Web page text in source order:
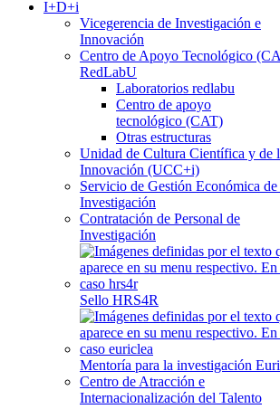
I+D+i
Vicegerencia de Investigación e
Innovación
Centro de Apoyo Tecnológico
RedLabU
Laboratorios redlabu
Centro de apoyo
tecnológico (CAT)
Otras estructuras
Unidad de Cultura Científica y de
Innovación (UCC+i)
Servicio de Gestión Económica de
Investigación
Contratación de Personal de
Investigación
Sello HRS4R
Mentoría para la investigación
Centro de Atracción e
Internacionalización del Talento